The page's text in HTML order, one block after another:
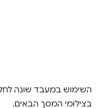
השימוש במעבד שונה
בצילומי המסך הבאים.